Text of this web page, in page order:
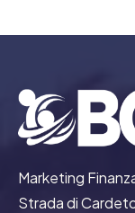
Marketing
Strada di